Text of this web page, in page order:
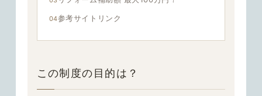
参考サイトリンク
この制度の目的は？